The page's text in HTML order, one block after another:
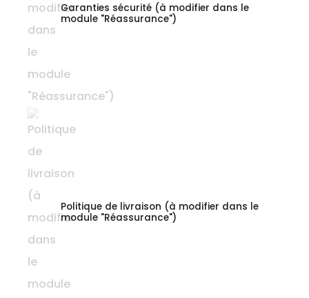
Garanties sécurité (à modifier dans le
module "Réassurance")
Politique de livraison (à modifier dans le
module "Réassurance")